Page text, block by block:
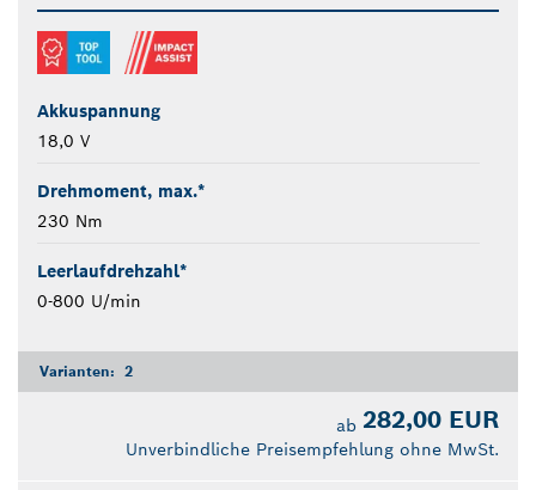
Akkuspannung
18,0 V
Drehmoment, max.*
230 Nm
Leerlaufdrehzahl*
0-800 U/min
Varianten: 2
ab 282,00 EUR
Unverbindliche Preisempfehlung ohne MwSt.